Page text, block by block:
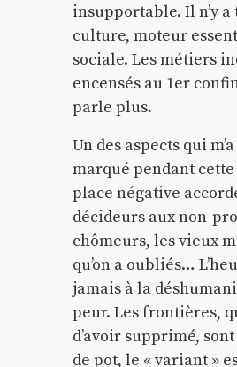
insupportable. Il n’y a
culture, moteur
sociale. Les métiers
encensés au 1er
parle plus.
Un des aspects qui
marqué pendant cette
place négative
décideurs aux non-
chômeurs, les vieux
qu’on a oubliés…
jamais à la
peur. Les frontières,
d’avoir supprimé,
de pot, le « variant »